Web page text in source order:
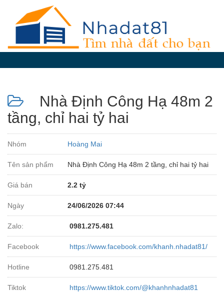
đàn
Giới
Tin
nhà
đất
videos
Đăng
Nhà Định Công Hạ 48m 2
tầng, chỉ hai tỷ hai
Nhóm Hoàng Mai
Tên sản phẩm Nhà Định Công Hạ 48m 2 tầng, chỉ hai tỷ hai
Giá bán 2.2 tỷ
Ngày 24/06/2026 07:44
Zalo: 0981.275.481
Facebook https://www.facebook.com/khanh.nhadat81/
Hotline 0981.275.481
Tiktok https://www.tiktok.com/@khanhnhadat81